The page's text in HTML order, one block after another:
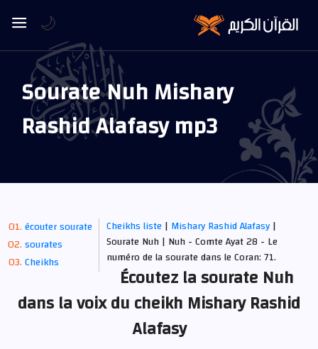
Sourate Nuh Mishary
Rashid Alafasy mp3
écouter sourate
sourates
Cheikhs
Cheikhs liste | Mishary Rashid Alafasy|
Sourate Nuh | Nuh - Comte Ayat 28 - Le
numéro de la sourate dans le Coran: 71.
Écoutez la sourate Nuh
dans la voix du cheikh Mishary Rashid
Alafasy
🌙